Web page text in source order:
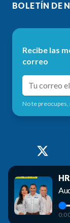
BOLETÍN DE
Recibe las
correo
No te preocupes,
2026